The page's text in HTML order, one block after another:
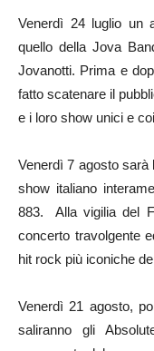
Venerdì 24 luglio un
quello della Jova
Jovanotti. Prima e
fatto scatenare il
e i loro show unici e
Venerdì 7 agosto
show italiano
883. Alla vigilia del
concerto travolgente
hit rock più iconiche
Venerdì 21 agosto,
saliranno gli